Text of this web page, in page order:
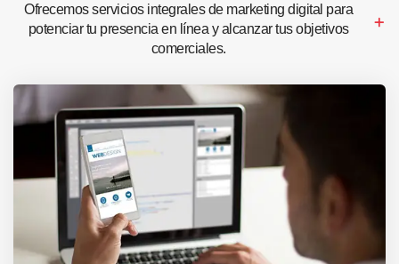
Ofrecemos servicios integrales de marketing digital para
potenciar tu presencia en línea y alcanzar tus objetivos
comerciales.